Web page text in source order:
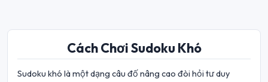
Cách Chơi Sudoku Khó
Sudoku khó là một dạng câu đố nâng cao đòi hỏi tư duy